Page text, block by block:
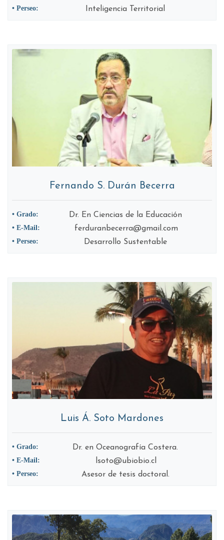
• Perseo: Inteligencia Territorial
Fernando S. Durán Becerra
• Grado: Dr. En Ciencias de la Educación
• E-Mail: ferduranbecerra@gmail.com
• Perseo: Desarrollo Sustentable
Luis Á. Soto Mardones
• Grado: Dr. en Oceanografía Costera.
• E-Mail: lsoto@ubiobio.cl
• Perseo: Asesor de tesis doctoral.